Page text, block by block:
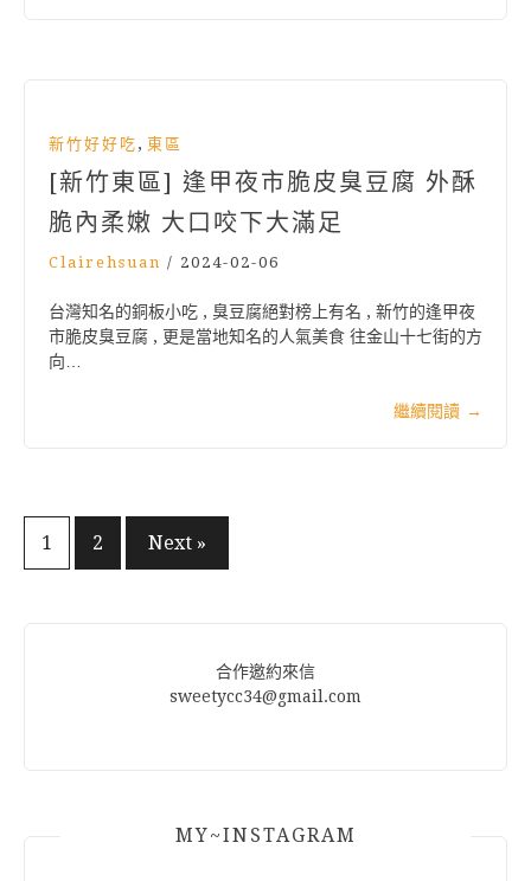
新竹好好吃 , 東區
[新竹東區] 逢甲夜市脆皮臭豆腐 外酥
脆內柔嫩 大口咬下大滿足
Clairehsuan / 2024-02-06
台灣知名的銅板小吃 , 臭豆腐絕對榜上有名 , 新竹的逢甲夜
市脆皮臭豆腐 , 更是當地知名的人氣美食 往金山十七街的方
向…
繼續閱讀 →
文
1 2 Next »
合作邀約來信
sweetycc34@gmail.com
MY~INSTAGRAM